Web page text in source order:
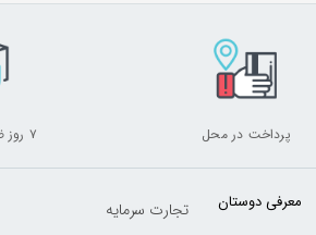
پرداخت در محل ۷ روز ضمانت بازگشت
معرفی دوستان
تجارت سرمایه